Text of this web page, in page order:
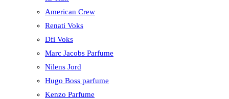
American Crew
Renati Voks
Dfi Voks
Marc Jacobs Parfume
Nilens Jord
Hugo Boss parfume
Kenzo Parfume